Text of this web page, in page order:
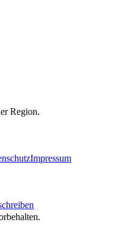
Region.
Impressum